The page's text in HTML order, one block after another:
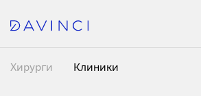
Хирурги Клиники